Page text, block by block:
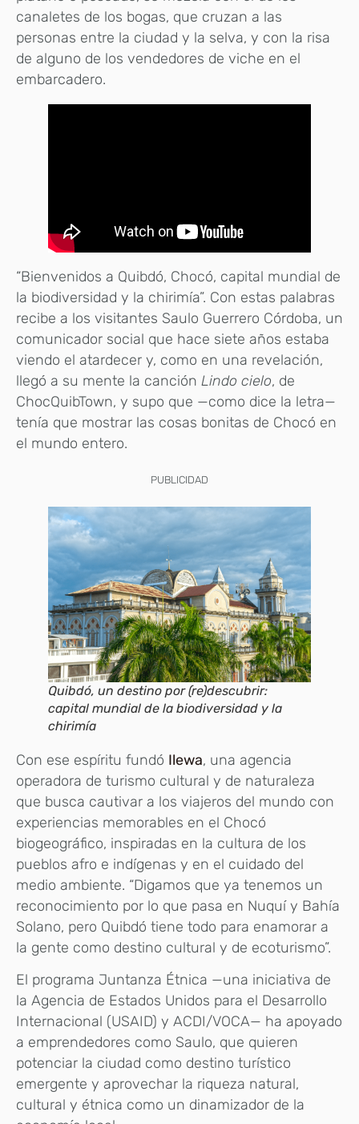
canaletes de los bogas, que cruzan a las
personas entre la ciudad y la selva, y con la risa
de alguno de los vendedores de viche en el
embarcadero.
“Bienvenidos a Quibdó, Chocó, capital mundial de
la biodiversidad y la chirimía”. Con estas palabras
recibe a los visitantes Saulo Guerrero Córdoba, un
comunicador social que hace siete años estaba
viendo el atardecer y, como en una revelación,
llegó a su mente la canción Lindo cielo, de
ChocQuibTown, y supo que —como dice la letra—
tenía que mostrar las cosas bonitas de Chocó en
el mundo entero.
PUBLICIDAD
Quibdó, un destino por (re)descubrir:
capital mundial de la biodiversidad y la
chirimía
Con ese espíritu fundó Ilewa, una agencia
operadora de turismo cultural y de naturaleza
que busca cautivar a los viajeros del mundo con
experiencias memorables en el Chocó
biogeográfico, inspiradas en la cultura de los
pueblos afro e indígenas y en el cuidado del
medio ambiente. “Digamos que ya tenemos un
reconocimiento por lo que pasa en Nuquí y Bahía
Solano, pero Quibdó tiene todo para enamorar a
la gente como destino cultural y de ecoturismo”.
El programa Juntanza Étnica —una iniciativa de
la Agencia de Estados Unidos para el Desarrollo
Internacional (USAID) y ACDI/VOCA— ha apoyado
a emprendedores como Saulo, que quieren
potenciar la ciudad como destino turístico
emergente y aprovechar la riqueza natural,
cultural y étnica como un dinamizador de la